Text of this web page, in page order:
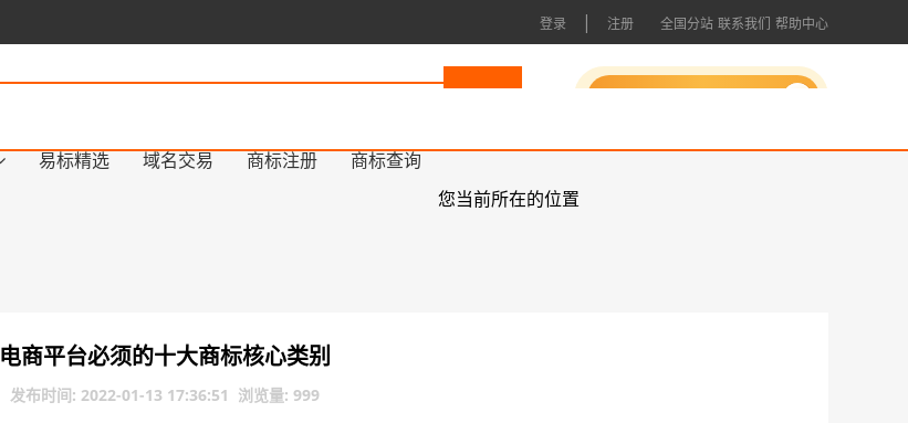
登录 | 注册 全国分站 联系我们 帮助中心
易标精选 域名交易 商标注册 商标查询
您当前所在的位置
电商平台必须的十大商标核心类别
发布时间: 2022-01-13 17:36:51 浏览量: 999